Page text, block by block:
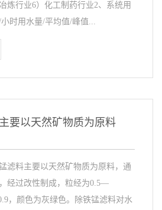
炼行业6）化工制药行业2、系统用
时用水量/平均值/峰值...
要以天然矿物质为原料
滤料主要以天然矿物质为原料，通
经过改性制成，粒经为0.5—
，颜色为灰绿色。除铁锰滤料对水